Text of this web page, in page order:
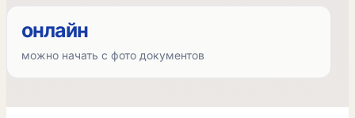
онлайн
можно начать с фото документов